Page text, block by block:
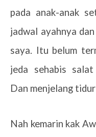
pada anak-anak
jadwal ayahnya
saya. Itu belum
jeda sehabis salat
Dan menjelang
Nah kemarin kak